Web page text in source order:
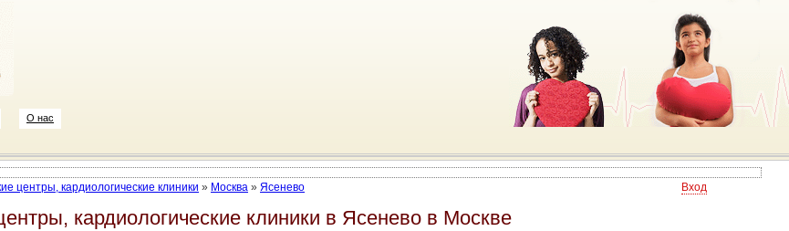
О нас
центры, кардиологические клиники » Москва » Ясенево Вход
кардиологические клиники в Ясенево в Москве